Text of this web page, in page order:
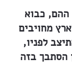
ההם, כבוא
מחויבים
לפניו,
הסתבך בזה